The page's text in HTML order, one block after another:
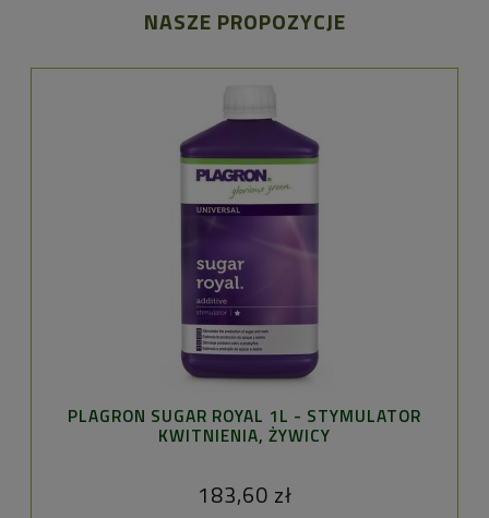
NASZE PROPOZYCJE
PLAGRON SUGAR ROYAL 1L - STYMULATOR
KWITNIENIA, ŻYWICY
183,60 zł